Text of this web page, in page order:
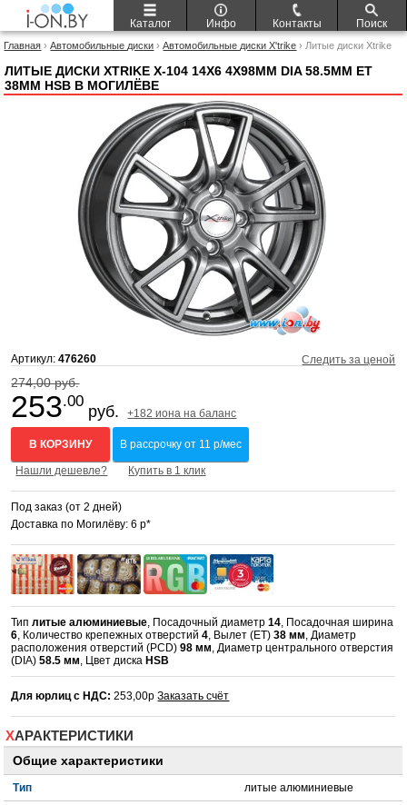
Каталог Инфо Контакты Поиск
Главная ›Автомобильные диски ›Автомобильные диски X'trike › Литые диски Xtrike
ЛИТЫЕ ДИСКИ XTRIKE X-104 14X6 4X98ММ DIA 58.5ММ ET
38ММ HSB В МОГИЛЁВЕ
Артикул:476260 Следить за ценой
274,00 руб.
253.00
руб. +182 иона на баланс
В КОРЗИНУ В рассрочку от 11 р/мес
Нашли дешевле? Купить в 1 клик
Под заказ (от 2 дней)
Доставка по Могилёву: 6 р*
Типлитые алюминиевые, Посадочный диаметр14, Посадочная ширина
6, Количество крепежных отверстий4, Вылет (ET)38 мм, Диаметр
расположения отверстий (PCD)98 мм, Диаметр центрального отверстия
(DIA)58.5 мм, Цвет диска HSB
Для юрлиц с НДС: 253,00рЗаказать счёт
ХАРАКТЕРИСТИКИ
Общие характеристики
Тип литые алюминиевые